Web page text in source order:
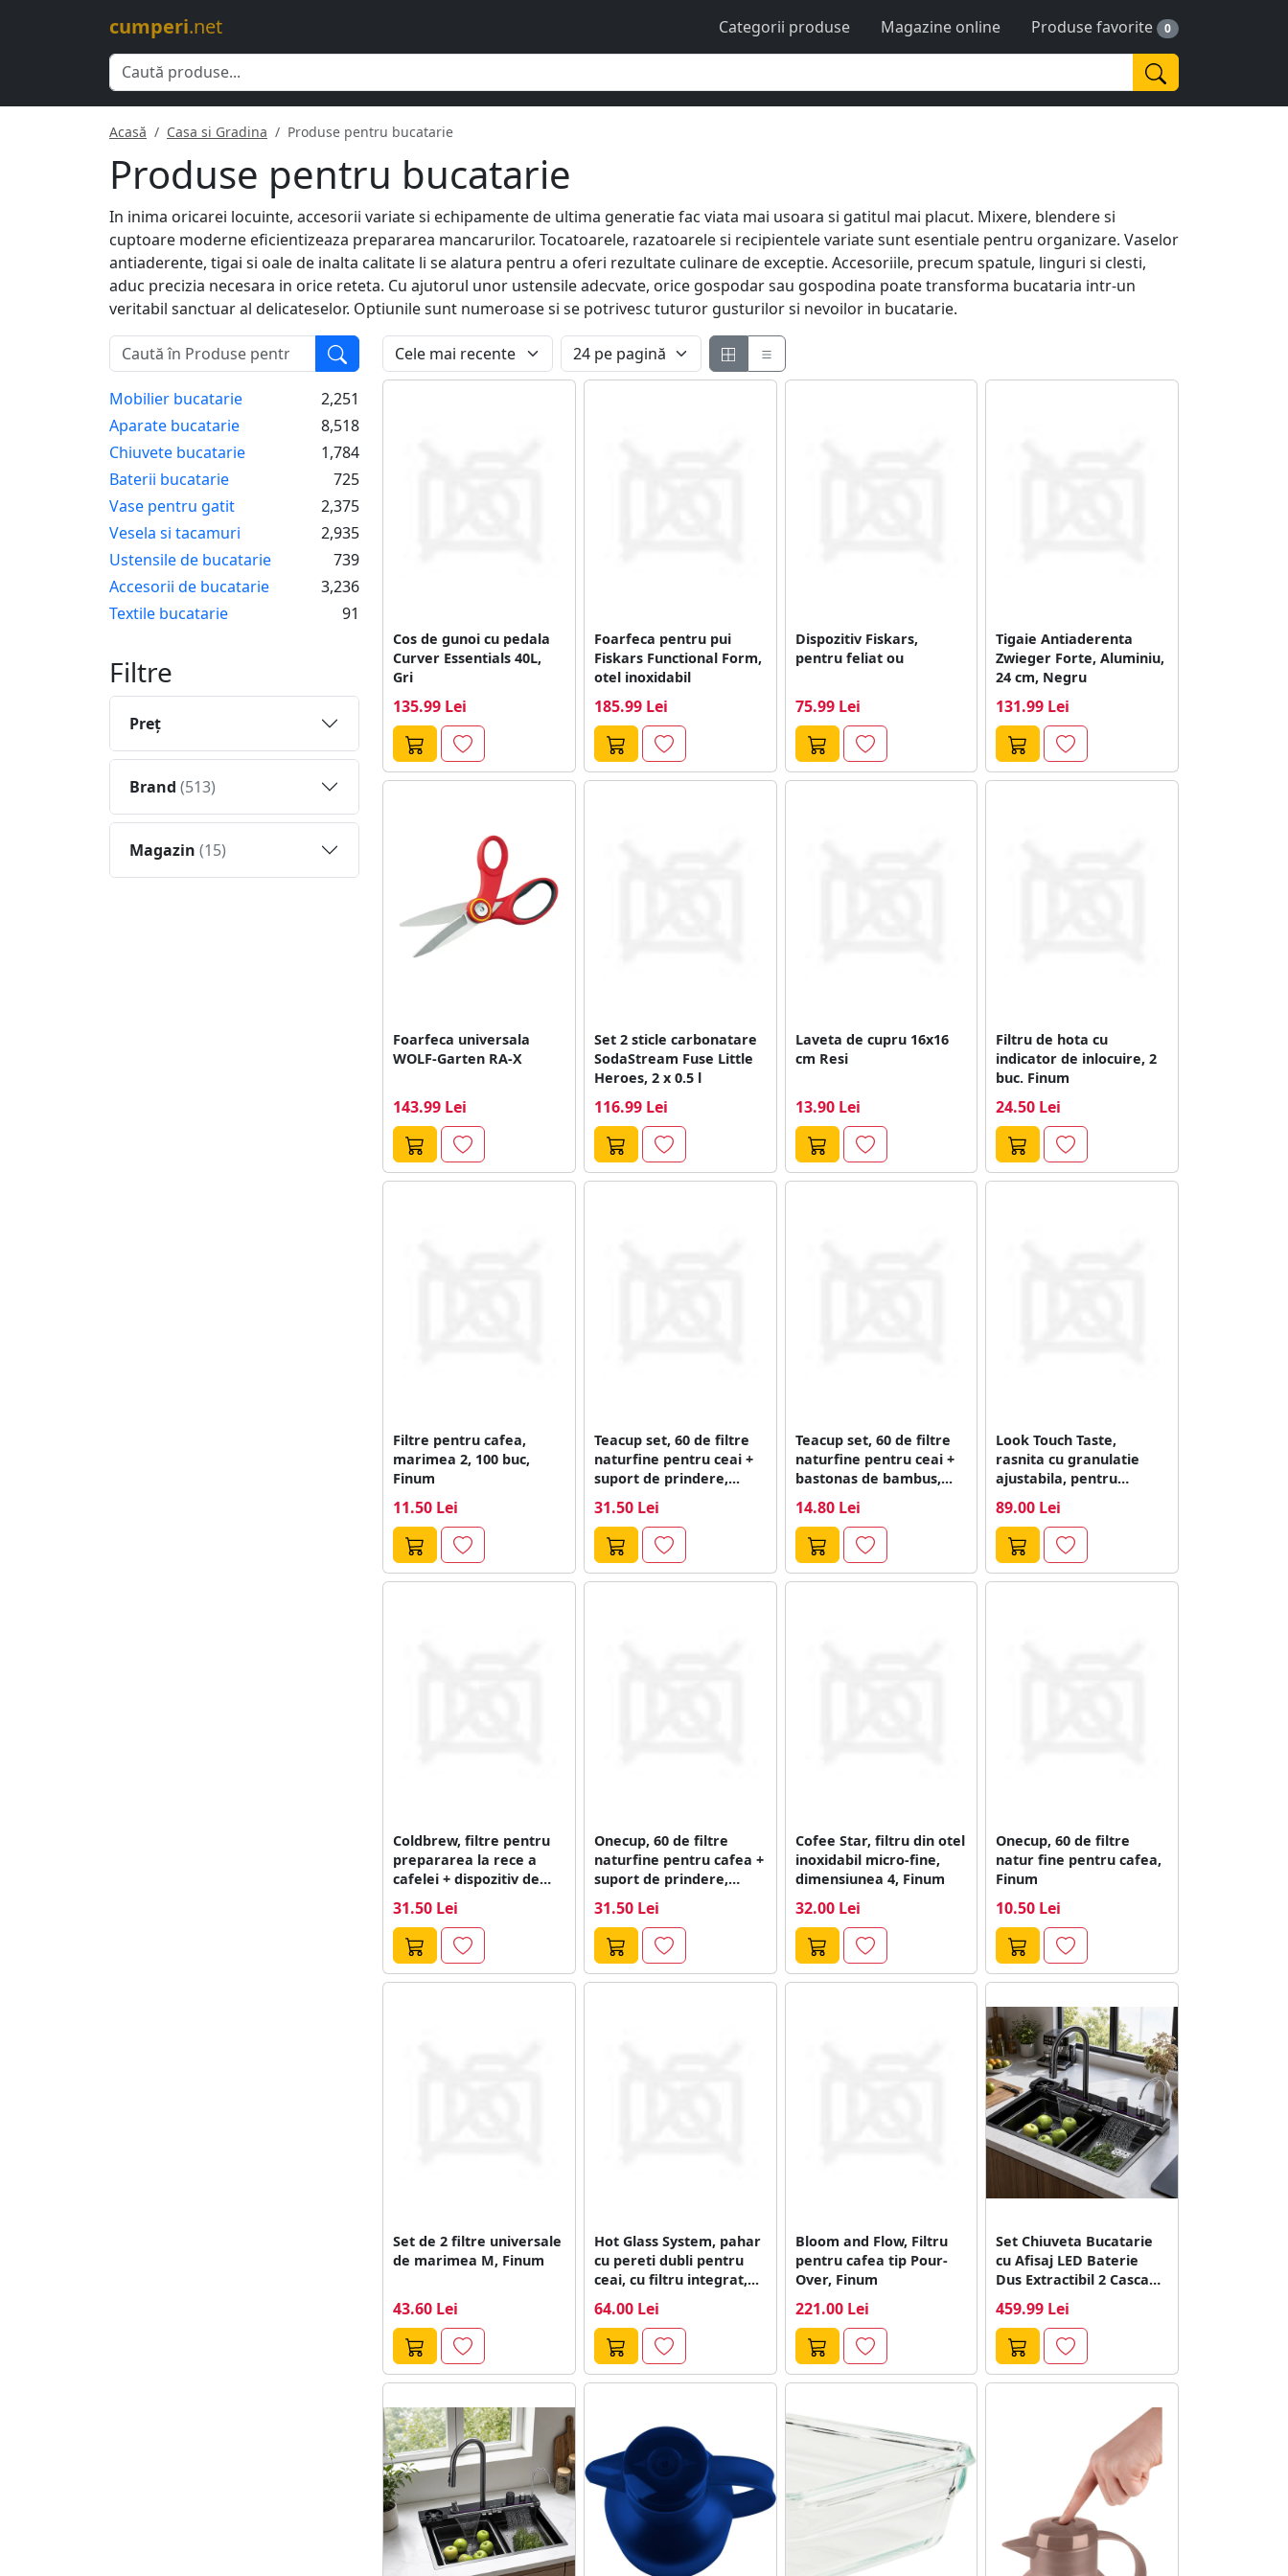
cumperi.net Categorii produse Magazine online Produse favorite 0
Acasă Casa si Gradina Produse pentru bucatarie
Produse pentru bucatarie
In inima oricarei locuinte, accesorii variate si echipamente de ultima generatie fac viata mai usoara si gatitul mai placut. Mixere, blendere si
cuptoare moderne eficientizeaza prepararea mancarurilor. Tocatoarele, razatoarele si recipientele variate sunt esentiale pentru organizare. Vaselor
antiaderente, tigai si oale de inalta calitate li se alatura pentru a oferi rezultate culinare de exceptie. Accesoriile, precum spatule, linguri si clesti,
aduc precizia necesara in orice reteta. Cu ajutorul unor ustensile adecvate, orice gospodar sau gospodina poate transforma bucataria intr-un
veritabil sanctuar al delicateselor. Optiunile sunt numeroase si se potrivesc tuturor gusturilor si nevoilor in bucatarie.
Mobilier bucatarie
2,251
Aparate bucatarie
8,518
Chiuvete bucatarie
1,784
Baterii bucatarie
725
Vase pentru gatit
2,375
Vesela si tacamuri
2,935
Ustensile de bucatarie
739
Accesorii de bucatarie
3,236
Textile bucatarie
91
Filtre
Preţ
Brand (513)
Magazin (15)
Cos de gunoi cu pedala
Curver Essentials 40L,
Gri
135.99 Lei
Foarfeca pentru pui
Fiskars Functional Form,
otel inoxidabil
185.99 Lei
Dispozitiv Fiskars,
pentru feliat ou
75.99 Lei
Tigaie Antiaderenta
Zwieger Forte, Aluminiu,
24 cm, Negru
131.99 Lei
Foarfeca universala
WOLF-Garten RA-X
143.99 Lei
Set 2 sticle carbonatare
SodaStream Fuse Little
Heroes, 2 x 0.5 l
116.99 Lei
Laveta de cupru 16x16
cm Resi
13.90 Lei
Filtru de hota cu
indicator de inlocuire, 2
buc. Finum
24.50 Lei
Filtre pentru cafea,
marimea 2, 100 buc,
Finum
11.50 Lei
Teacup set, 60 de filtre
naturfine pentru ceai +
suport de prindere,...
31.50 Lei
Teacup set, 60 de filtre
naturfine pentru ceai +
bastonas de bambus,...
14.80 Lei
Look Touch Taste,
rasnita cu granulatie
ajustabila, pentru
89.00 Lei
Coldbrew, filtre pentru
prepararea la rece a
cafelei + dispozitiv de
31.50 Lei
Onecup, 60 de filtre
naturfine pentru cafea +
suport de prindere,
31.50 Lei
Cofee Star, filtru din otel
inoxidabil micro-fine,
dimensiunea 4, Finum
32.00 Lei
Onecup, 60 de filtre
natur fine pentru cafea,
Finum
10.50 Lei
Set de 2 filtre universale
de marimea M, Finum
43.60 Lei
Hot Glass System, pahar
cu pereti dubli pentru
ceai, cu filtru integrat,...
64.00 Lei
Bloom and Flow, Filtru
pentru cafea tip Pour-
Over, Finum
221.00 Lei
Set Chiuveta Bucatarie
cu Afisaj LED Baterie
Dus Extractibil 2 Cascade
459.99 Lei